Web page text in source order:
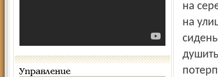
Управление
на
на